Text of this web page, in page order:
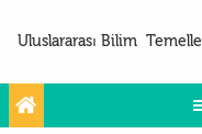
Uluslararası Bilim